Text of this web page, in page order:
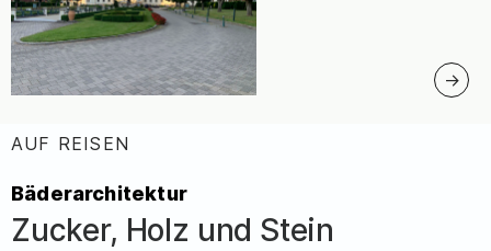
AUF REISEN
Bäderarchitektur
–
Zucker, Holz und Stein